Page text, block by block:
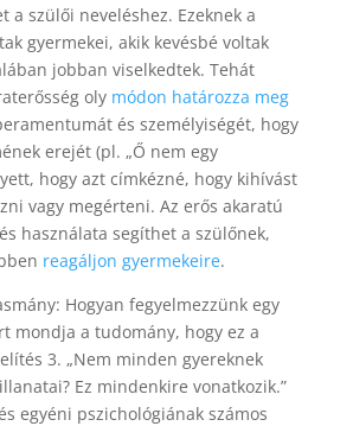
a szülői neveléshez. Ezeknek a
gyermekei, akik kevésbé voltak
jobban viselkedtek. Tehát
oly módon határozza meg
és személyiségét, hogy
erejét (pl. „Ő nem egy
hogy azt címkézné, hogy kihívást
vagy megérteni. Az erős akaratú
használata segíthet a szülőnek,
reagáljon gyermekeire.
Hogyan fegyelmezzünk egy
mondja a tudomány, hogy ez a
3. „Nem minden gyereknek
Ez mindenkire vonatkozik.”
egyéni pszichológiának számos